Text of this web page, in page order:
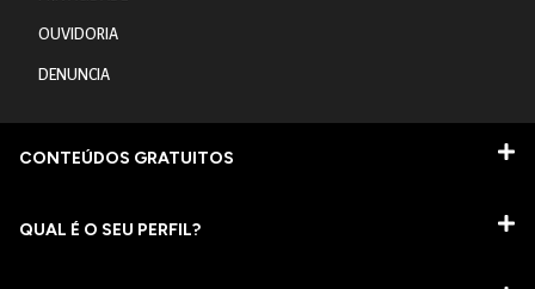
OUVIDORIA
DENUNCIA
CONTEÚDOS GRATUITOS
QUAL É O SEU PERFIL?